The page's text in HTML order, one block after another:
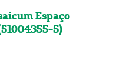
Espaço
5)